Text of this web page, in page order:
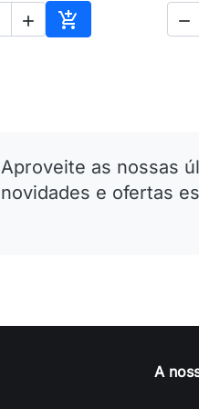
 
Adicionar ao

Aproveite as nossas
novidades e ofertas
A